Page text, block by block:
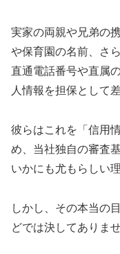
実家の両親や兄弟の
や保育園の名前、さ
直通電話番号や直属
人情報を担保として
彼らはこれを「信用
め、当社独自の審査
いかにも尤もらしい
しかし、その本当の
どでは決してありませ